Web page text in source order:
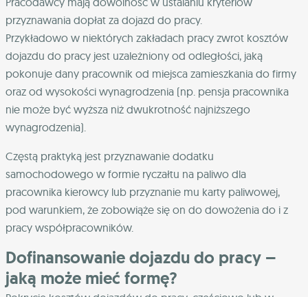
przyznawania dopłat za dojazd do pracy.
Przykładowo w niektórych zakładach pracy zwrot kosztów
dojazdu do pracy jest uzależniony od odległości, jaką
pokonuje dany pracownik od miejsca zamieszkania do firmy
oraz od wysokości wynagrodzenia (np. pensja pracownika
nie może być wyższa niż dwukrotność najniższego
wynagrodzenia).
Częstą praktyką jest przyznawanie dodatku
samochodowego w formie ryczałtu na paliwo dla
pracownika kierowcy lub przyznanie mu karty paliwowej,
pod warunkiem, że zobowiąże się on do dowożenia do i z
pracy współpracowników.
Dofinansowanie dojazdu do pracy –
jaką może mieć formę?